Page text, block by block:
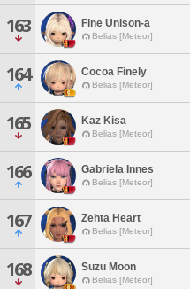
163 Fine Unison-a
Belias [Meteor]
164 Cocoa Finely
Belias [Meteor]
165 Kaz Kisa
Belias [Meteor]
166 Gabriela Innes
Belias [Meteor]
167 Zehta Heart
Belias [Meteor]
168 Suzu Moon
Belias [Meteor]